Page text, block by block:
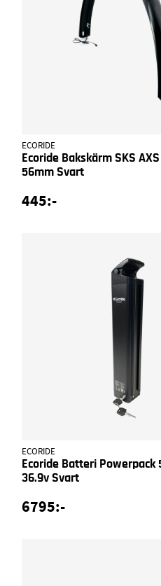
ECORIDE
Ecoride Bakskärm SKS
56mm Svart
445:-
ECORIDE
Ecoride Batteri Powerpack
36.9v Svart
6795:-